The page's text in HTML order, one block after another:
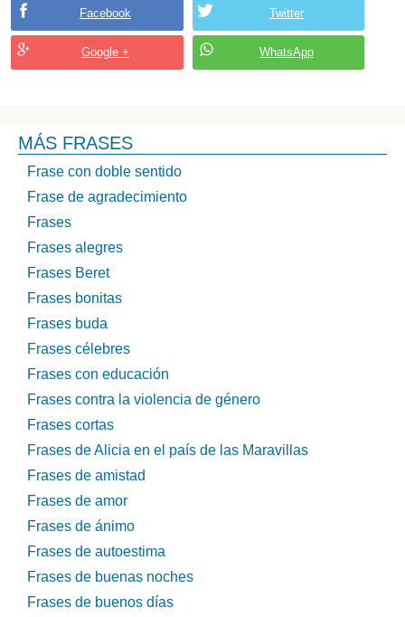
Facebook Twitter
Google + WhatsApp
MÁS FRASES
Frase con doble sentido
Frase de agradecimiento
Frases
Frases alegres
Frases Beret
Frases bonitas
Frases buda
Frases célebres
Frases con educación
Frases contra la violencia de género
Frases cortas
Frases de Alicia en el país de las Maravillas
Frases de amistad
Frases de amor
Frases de ánimo
Frases de autoestima
Frases de buenas noches
Frases de buenos días